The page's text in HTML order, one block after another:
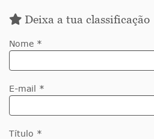
Deixa a tua classificação
Nome *
E-mail *
Título *